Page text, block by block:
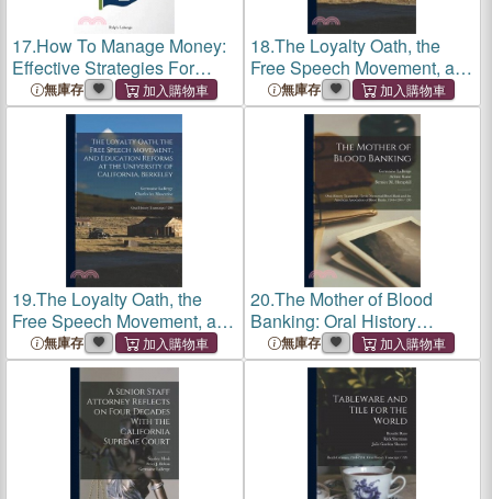
17.How To Manage Money:
Effective Strategies For
Successfully Managing
Finances And Achieving
Personal And Financial
Independence Attaining A
無庫存
18.The Loyalty Oath, the
Free Speech Movement, and
Education Reforms at the
University of California,
Berkeley: Oral History
Transcript / 200
無庫存
19.The Loyalty Oath, the
Free Speech Movement, and
Education Reforms at the
University of California,
Berkeley: Oral History
Transcript / 200
無庫存
20.The Mother of Blood
Banking: Oral History
Transcript: Irwin Memorial
Blood Bank and the
American Association of
Blood Banks, 1944-1994 /
無庫存